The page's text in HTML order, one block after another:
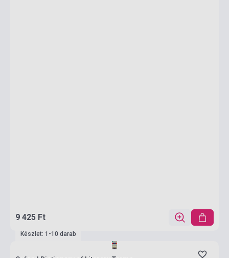
9 425 Ft
Készlet: 1-10 darab